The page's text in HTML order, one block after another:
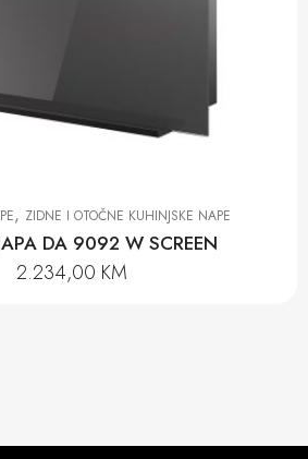
, ZIDNE I OTOČNE KUHINJSKE NAPE
DA 9092 W SCREEN
2.234,00 KM